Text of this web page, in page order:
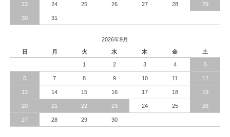
23 24 25 26 27 28 29
30 31
2026年9月
日
月 火 水 木 金 土
1 2 3 4 5
6 7 8 9 10 11 12
13 14 15 16 17 18 19
20 21 22 23 24 25 26
27 28 29 30